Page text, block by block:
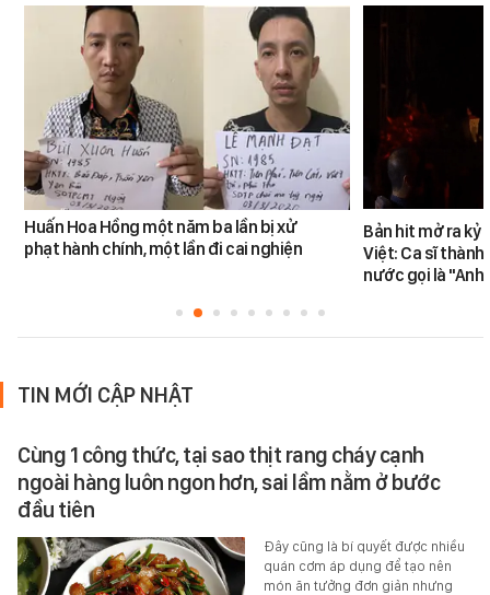
Huấn Hoa Hồng một năm ba lần bị xử
phạt hành chính, một lần đi cai nghiện
Bản hit mở ra kỷ
Việt: Ca sĩ
nước gọi là "Anh
TIN MỚI CẬP NHẬT
Cùng 1 công thức, tại sao thịt rang cháy cạnh
ngoài hàng luôn ngon hơn, sai lầm nằm ở bước
đầu tiên
Đây cũng là bí quyết được nhiều
quán cơm áp dụng để tạo nên
món ăn tưởng đơn giản nhưng